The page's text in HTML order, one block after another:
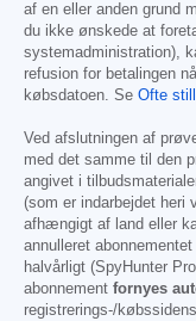
af en eller anden grund
du ikke ønskede at
systemadministration),
refusion for betalingen
købsdatoen. Se Ofte
Ved afslutningen af
med det samme til den
angivet i
(som er indarbejdet heri
afhængigt af land eller
annulleret
halvårligt (SpyHunter
abonnement fornyes
registrerings-/